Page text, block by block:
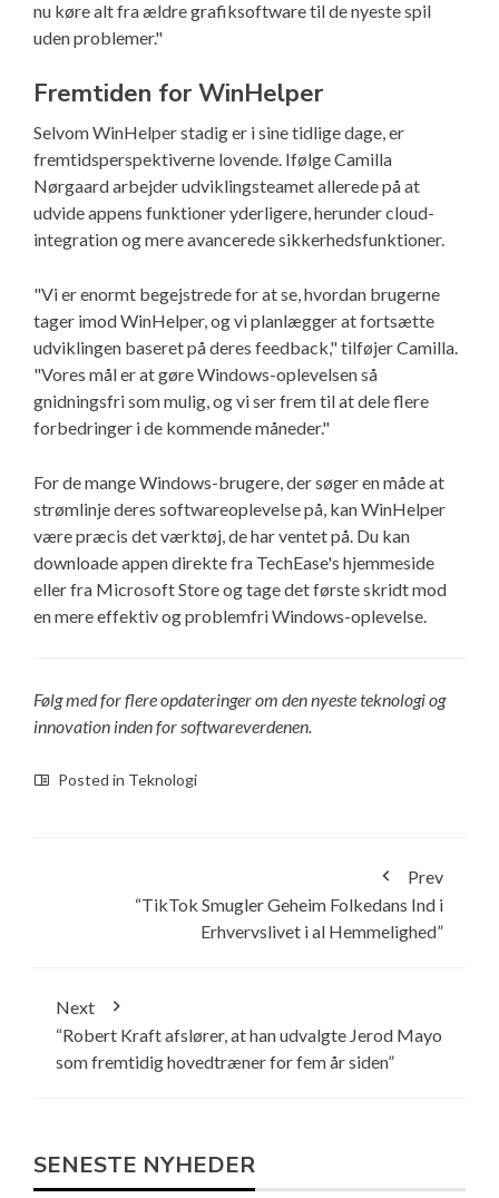
nu køre alt fra ældre grafiksoftware til de nyeste spil
uden problemer."
Fremtiden for WinHelper
Selvom WinHelper stadig er i sine tidlige dage, er
fremtidsperspektiverne lovende. Ifølge Camilla
Nørgaard arbejder udviklingsteamet allerede på at
udvide appens funktioner yderligere, herunder cloud-
integration og mere avancerede sikkerhedsfunktioner.
"Vi er enormt begejstrede for at se, hvordan brugerne
tager imod WinHelper, og vi planlægger at fortsætte
udviklingen baseret på deres feedback," tilføjer Camilla.
"Vores mål er at gøre Windows-oplevelsen så
gnidningsfri som mulig, og vi ser frem til at dele flere
forbedringer i de kommende måneder."
For de mange Windows-brugere, der søger en måde at
strømlinje deres softwareoplevelse på, kan WinHelper
være præcis det værktøj, de har ventet på. Du kan
downloade appen direkte fra TechEase's hjemmeside
eller fra Microsoft Store og tage det første skridt mod
en mere effektiv og problemfri Windows-oplevelse.
Følg med for flere opdateringer om den nyeste teknologi og
innovation inden for softwareverdenen.
Posted in Teknologi
Prev
“TikTok Smugler Geheim Folkedans Ind i
Erhvervslivet i al Hemmelighed”
Next
“Robert Kraft afslører, at han udvalgte Jerod Mayo
som fremtidig hovedtræner for fem år siden”
SENESTE NYHEDER